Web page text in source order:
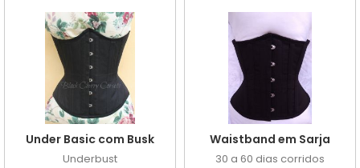
Under Basic com Busk
Underbust
Waistband em Sarja
30 a 60 dias corridos